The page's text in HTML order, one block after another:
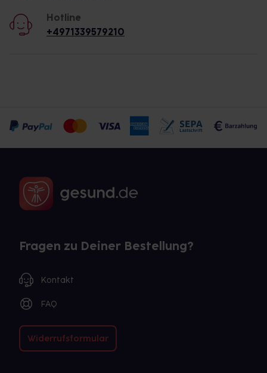
Hotline
+4971339579210
Fragen zu Deiner Bestellung?
Kontakt
FAQ
Widerrufsformular